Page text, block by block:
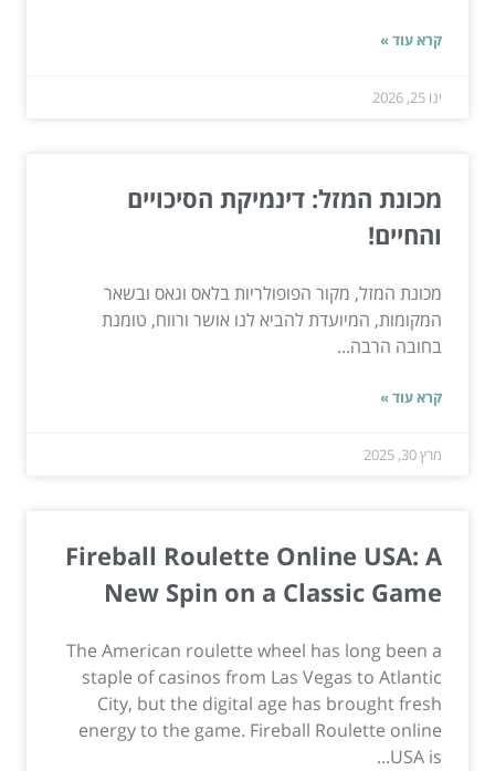
קרא עוד »
ינו 25, 2026
מכונת המזל: דינמיקת הסיכויים
והחיים!
מכונת המזל, מקור הפופולריות בלאס וגאס ובשאר
המקומות, המיועדת להביא לנו אושר ורווח, טומנת
בחובה הרבה...
קרא עוד »
מרץ 30, 2025
Fireball Roulette Online USA: A
New Spin on a Classic Game
The American roulette wheel has long been a
staple of casinos from Las Vegas to Atlantic
City, but the digital age has brought fresh
energy to the game. Fireball Roulette online
USA is...